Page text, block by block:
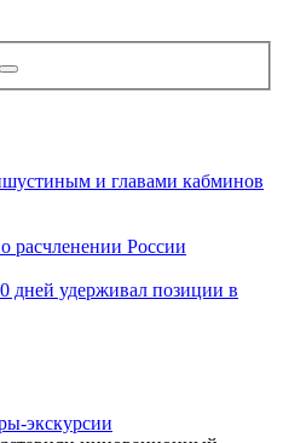
и главами кабминов
расчленении России
дней удерживал позиции в
экскурсии